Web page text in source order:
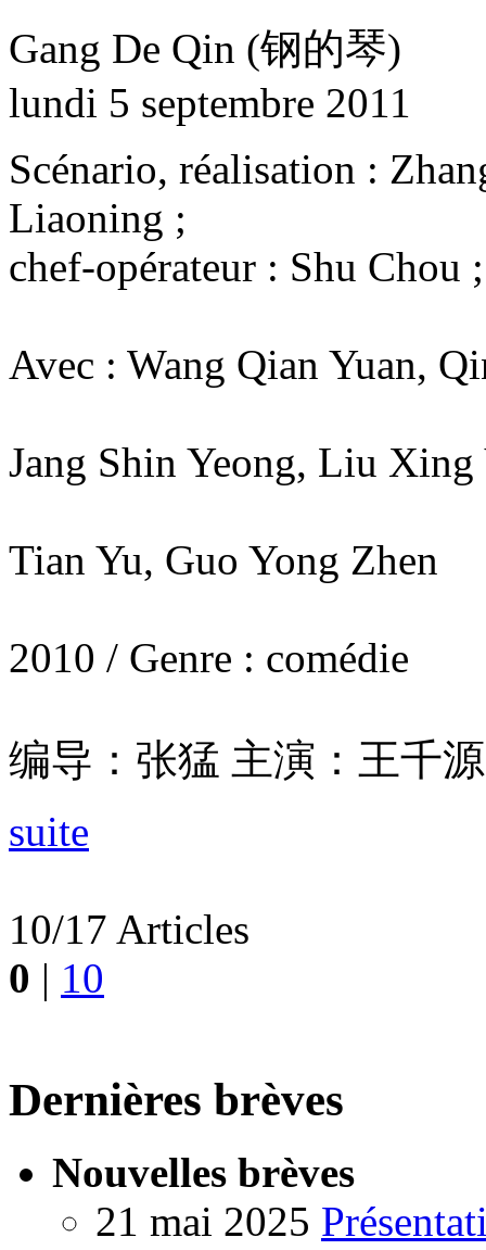
Gang De Qin (钢的琴)
lundi 5 septembre 2011
Scénario, réalisation :
Liaoning ;
chef-opérateur : Shu Chou
Avec : Wang Qian Yuan,
Jang Shin Yeong, Liu
Tian Yu, Guo Yong Zhen
2010 / Genre : comédie
编导：张猛 主演：王千
suite
10/17 Articles
0 | 10
Dernières brèves
Nouvelles brèves
21 mai 2025